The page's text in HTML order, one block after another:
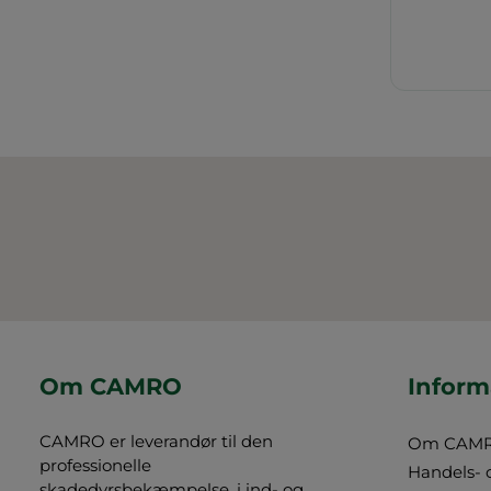
Om CAMRO
CAMRO er leverandør til den
professionelle
Om
Handels-